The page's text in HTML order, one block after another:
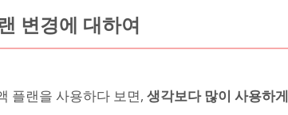
변경에 대하여
플랜을 사용하다 보면, 생각보다 많이 사용하